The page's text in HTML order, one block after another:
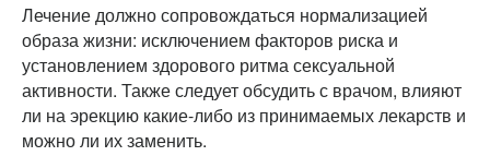
Лечение должно сопровождаться нормализацией
образа жизни: исключением факторов риска и
установлением здорового ритма сексуальной
активности. Также следует обсудить с врачом, влияют
ли на эрекцию какие-либо из принимаемых лекарств и
можно ли их заменить.